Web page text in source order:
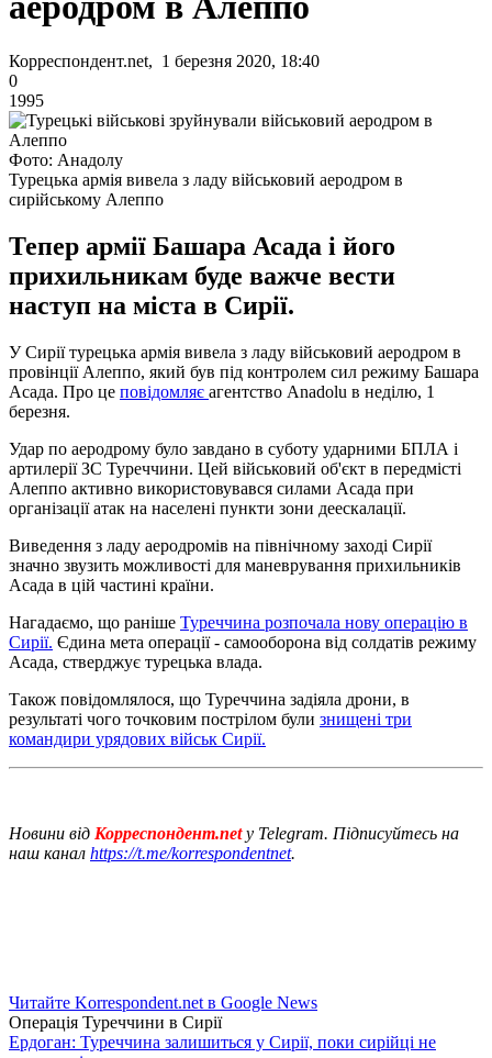
Корреспондент.net, 1 березня 2020, 18:40
0
1995
Фото: Анадолу
Турецька армія вивела з ладу військовий аеродром в
сирійському Алеппо
Тепер армії Башара Асада і його
прихильникам буде важче вести
наступ на міста в Сирії.
У Сирії турецька армія вивела з ладу військовий аеродром в
провінції Алеппо, який був під контролем сил режиму Башара
Асада. Про це повідомляє агентство Anadolu в неділю, 1
березня.
Удар по аеродрому було завдано в суботу ударними БПЛА і
артилерії ЗС Туреччини. Цей військовий об'єкт в передмісті
Алеппо активно використовувався силами Асада при
організації атак на населені пункти зони деескалації.
Виведення з ладу аеродромів на північному заході Сирії
значно звузить можливості для маневрування прихильників
Асада в цій частині країни.
Нагадаємо, що раніше Туреччина розпочала нову операцію в
Сирії. Єдина мета операції - самооборона від солдатів режиму
Асада, стверджує турецька влада.
Також повідомлялося, що Туреччина задіяла дрони, в
результаті чого точковим пострілом були знищені три
командири урядових військ Сирії.
Новини від Корреспондент.net у Telegram. Підписуйтесь на
наш канал https://t.me/korrespondentnet.
Читайте Korrespondent.net в Google News
Операція Туреччини в Сирії
Ердоган: Туреччина залишиться у Сирії, поки сирійці не